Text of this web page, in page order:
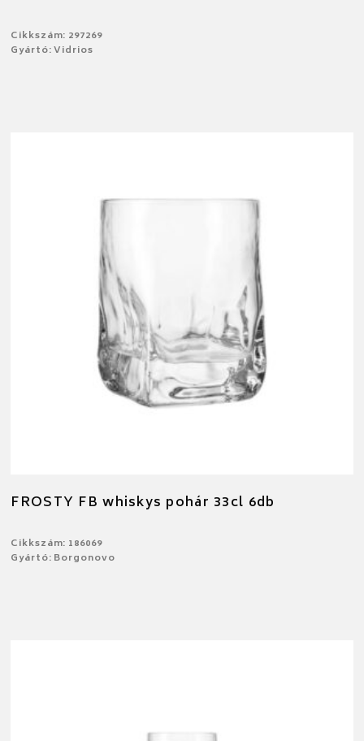
Cikkszám: 297269
Gyártó: Vidrios
FROSTY FB whiskys pohár 33cl 6db
Cikkszám: 186069
Gyártó: Borgonovo